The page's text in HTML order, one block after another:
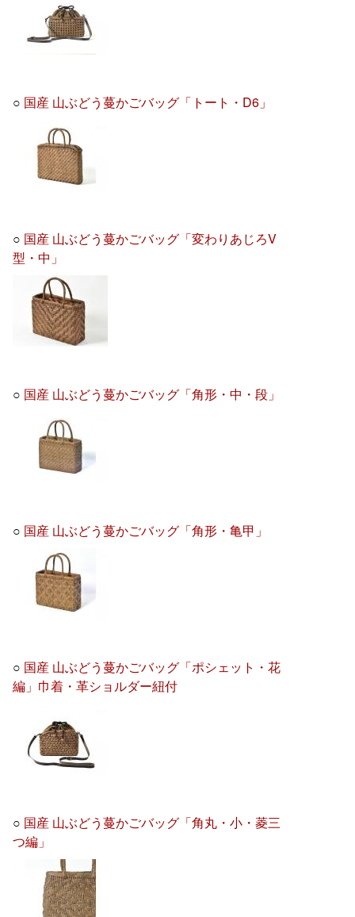
○ 国産 山ぶどう蔓かごバッグ「トート・D6」
○ 国産 山ぶどう蔓かごバッグ「変わりあじろV
型・中」
○ 国産 山ぶどう蔓かごバッグ「角形・中・段」
○ 国産 山ぶどう蔓かごバッグ「角形・亀甲」
○ 国産 山ぶどう蔓かごバッグ「ポシェット・花
編」巾着・革ショルダー紐付
○ 国産 山ぶどう蔓かごバッグ「角丸・小・菱三
つ編」